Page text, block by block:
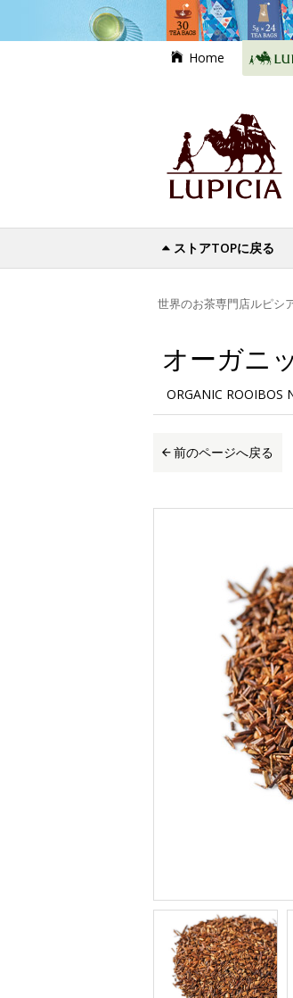
Home
ストアTOPに戻る
世界のお茶専門店ルピシ
オーガニ
ORGANIC ROOIBOS
前のページへ戻る